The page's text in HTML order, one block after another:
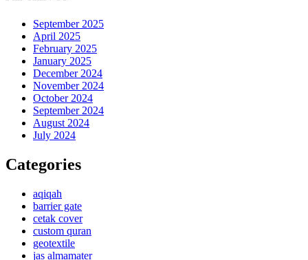
September 2025
April 2025
February 2025
January 2025
December 2024
November 2024
October 2024
September 2024
August 2024
July 2024
Categories
aqiqah
barrier gate
cetak cover
custom quran
geotextile
jas almamater